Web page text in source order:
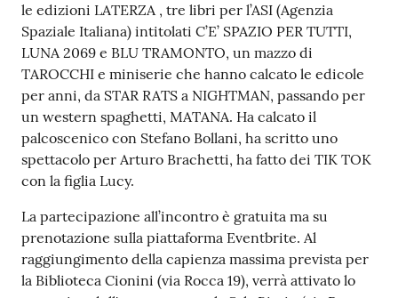
le edizioni LATERZA , tre libri per l’ASI (Agenzia
Spaziale Italiana) intitolati C’E’ SPAZIO PER TUTTI,
LUNA 2069 e BLU TRAMONTO, un mazzo di
TAROCCHI e miniserie che hanno calcato le edicole
per anni, da STAR RATS a NIGHTMAN, passando per
un western spaghetti, MATANA. Ha calcato il
palcoscenico con Stefano Bollani, ha scritto uno
spettacolo per Arturo Brachetti, ha fatto dei TIK TOK
con la figlia Lucy.
La partecipazione all’incontro è gratuita ma su
prenotazione sulla piattaforma Eventbrite. Al
raggiungimento della capienza massima prevista per
la Biblioteca Cionini (via Rocca 19), verrà attivato lo